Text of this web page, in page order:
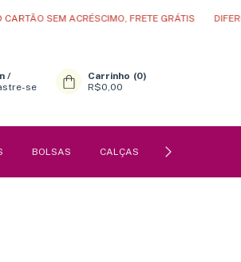
SEM ACRÉSCIMO, FRETE GRÁTIS
/
se
Carrinho (0)
R$0,00
BOLSAS CALÇAS PERFUMES